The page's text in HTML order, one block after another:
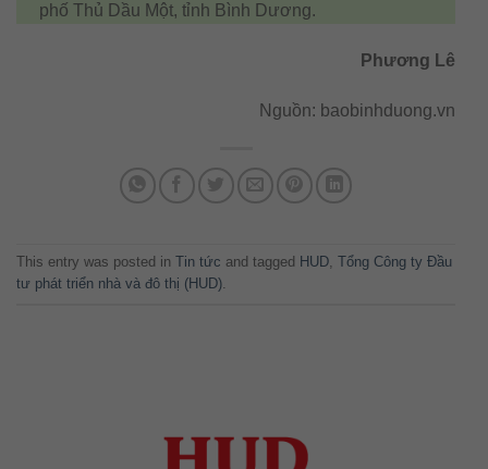
phố Thủ Dầu Một, tỉnh Bình Dương.
Phương Lê
Nguồn: baobinhduong.vn
This entry was posted in Tin tức and tagged HUD, Tổng Công ty Đầu
tư phát triển nhà và đô thị (HUD).